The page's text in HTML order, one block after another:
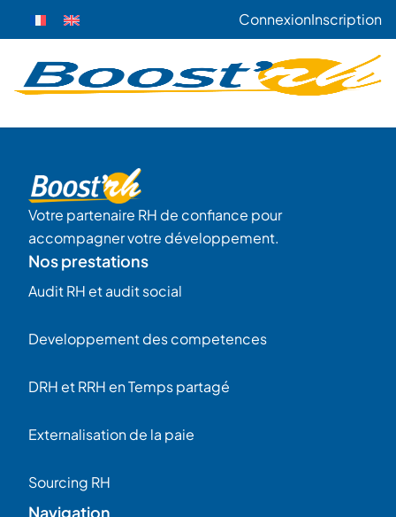
ConnexionInscription
Votre partenaire RH de confiance pour
accompagner votre développement.
Nos prestations
Audit RH et audit social
Developpement des competences
DRH et RRH en Temps partagé
Externalisation de la paie
Sourcing RH
Navigation